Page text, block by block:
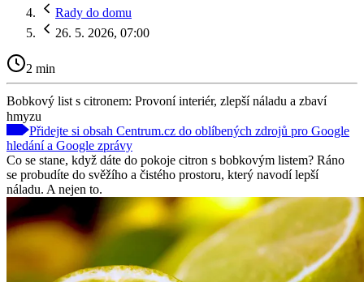
Rady do domu
26. 5. 2026, 07:00
2 min
Bobkový list s citronem: Provoní interiér, zlepší náladu a zbaví
hmyzu
Přidejte si obsah Centrum.cz do oblíbených zdrojů pro Google
hledání a Google zprávy
Co se stane, když dáte do pokoje citron s bobkovým listem? Ráno
se probudíte do svěžího a čistého prostoru, který navodí lepší
náladu. A nejen to.